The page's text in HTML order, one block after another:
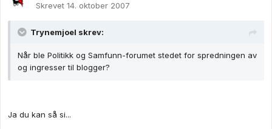
Skrevet 14. oktober 2007
Trynemjoel skrev:
Når ble Politikk og Samfunn-forumet stedet for spredningen av
og ingresser til blogger?
Ja du kan så si...